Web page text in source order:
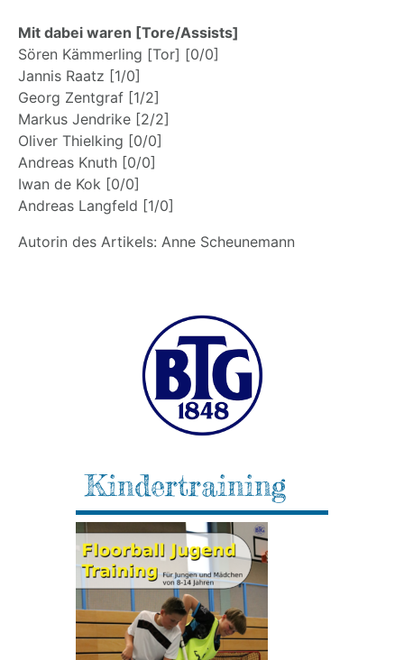
Mit dabei waren [Tore/Assists]
Sören Kämmerling [Tor] [0/0]
Jannis Raatz [1/0]
Georg Zentgraf [1/2]
Markus Jendrike [2/2]
Oliver Thielking [0/0]
Andreas Knuth [0/0]
Iwan de Kok [0/0]
Andreas Langfeld [1/0]
Autorin des Artikels: Anne Scheunemann
Kindertraining